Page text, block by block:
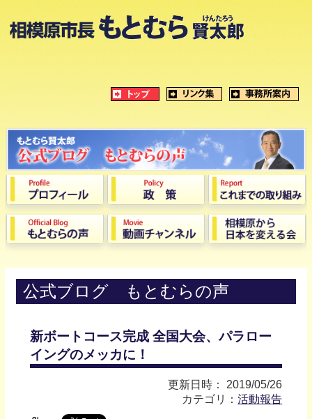
公式ブログ もとむらの声
新ボートコース完成 全国大会、パラロー
イングのメッカに！
更新日時： 2019/05/26
カテゴリ：活動報告